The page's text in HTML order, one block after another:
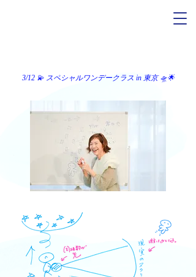
3/12 💫 スペシャルワンデークラス in 東京 🛸🌟